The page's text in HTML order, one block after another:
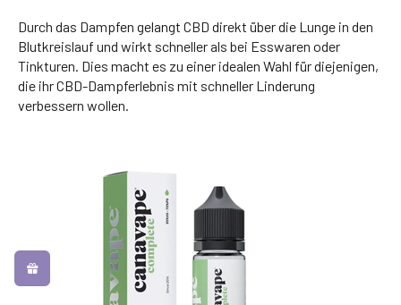
Durch das Dampfen gelangt CBD direkt über die Lunge in den
Blutkreislauf und wirkt schneller als bei Esswaren oder
Tinkturen. Dies macht es zu einer idealen Wahl für diejenigen,
die ihr CBD-Dampferlebnis mit schneller Linderung
verbessern wollen.